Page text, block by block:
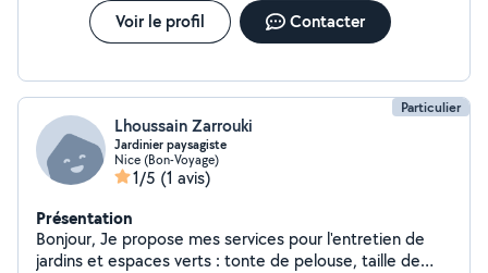
Voir le profil Contacter
Particulier
Lhoussain Zarrouki
Jardinier paysagiste
Nice (Bon-Voyage)
1/5 (1 avis)
Présentation
Bonjour, Je propose mes services pour l'entretien de
jardins et espaces verts : tonte de pelouse, taille de